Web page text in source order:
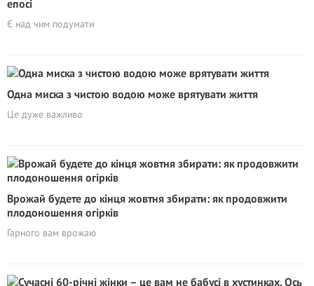
епосі
Є над чим подумати
Одна миска з чистою водою може врятувати життя
Це дуже важливо
Врожай будете до кінця жовтня збирати: як продовжити
плодоношення огірків
Гарного вам врожаю